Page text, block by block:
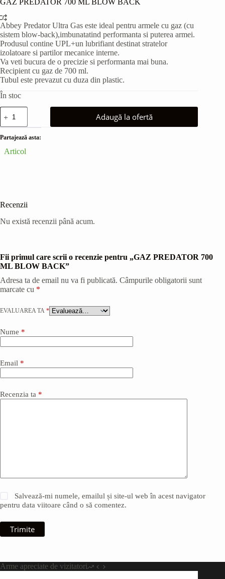
Abbey Predator Ultra Gas este ideal pentru armele cu gaz (cu
sistem blow-back),imbunatatind performanta si puterea armei.
Produsul contine UPL+un lubrifiant destinat stratelor
izolatoare si partilor mecanice interne.
Va veti bucura de o precizie si performanta mai buna.
Recipient cu gaz de 700 ml.
Tubul este prevazut cu duza din plastic.
În stoc
Cantitate
GAZ
PREDATOR
700
BLOW
Adaugă la ofertă
Partajează asta:
Articol
Recenzii
Nu există recenzii până acum.
Fii primul care scrii o recenzie pentru „GAZ PREDATOR 700
ML BLOW BACK”
Adresa ta de email nu va fi publicată. Câmpurile obligatorii sunt
marcate cu *
EVALUAREA TA *
Nume *
Email *
Recenzia ta *
Salvează-mi numele, emailul și site-ul web în acest navigator
pentru data viitoare când o să comentez.
Trimite
Arme apreciate de vizitatori